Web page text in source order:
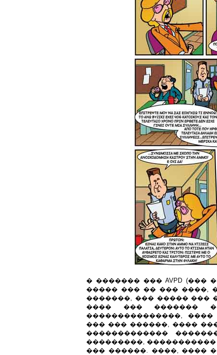
� ������� ��� AVPD
����� ��� �� ��� ����,
�������, ��� ����� ���
���� ��� �������
���������������,
��� ��� ������, ����
�������������
���������,
��� ������. ����, ����